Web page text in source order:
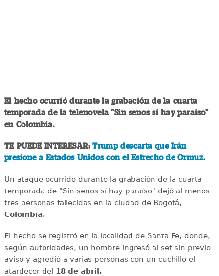
El hecho ocurrió durante la grabación de la cuarta
temporada de la telenovela "Sin senos sí hay paraíso"
en Colombia.
TE PUEDE INTERESAR:Trump descarta que Irán
presione a Estados Unidos con el Estrecho de Ormuz.
Un ataque ocurrido durante la grabación de la cuarta
temporada de "Sin senos sí hay paraíso" dejó al menos
tres personas fallecidas en la ciudad de Bogotá,
Colombia.
El hecho se registró en la localidad de Santa Fe, donde,
según autoridades, un hombre ingresó al set sin previo
aviso y agredió a varias personas con un cuchillo el
atardecer del 18 de abril.